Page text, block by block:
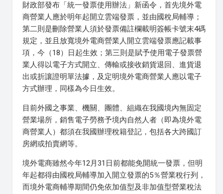
財政部發布「統一發票使用辦法」新函令，首先境外電
商營業人應於明年起開立雲端發票，並由國稅局輔導；
第二則是刪除營業人須於發票備註欄載明簽帳卡號末4碼
規定，並且放寬境外電商營業人開立雲端發票應記載事
項，今（18）日起生效；第三則是賦予使用電子發票營
業人得以電子方式開立、傳輸或接收銷貨退回、進貨退
出或折讓證明單法據，及定明境外電商營業人應以電子
方式辦理，同樣為今日生效。
目前外國之事業、機關、團體、組織在我國境內無固定
營業場所，銷售電子勞務予境內自然人者（即為境外電
商營業人）都須在我國辦理稅籍登記，包括各大跨國訂
房網或拍賣網等。
境外電商雖然今年12月31日前都能免開統一發票，但明
年起都得由國稅局輔導加入開立發票的5％營業稅行列，
而境外電商輔導期間仍免依加值型及非加值型營業稅法